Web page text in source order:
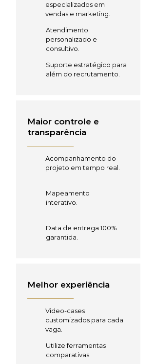
especializados em
vendas e marketing.
Atendimento
personalizado e
consultivo.
Suporte estratégico para
além do recrutamento.
Maior controle e
transparência
Acompanhamento do
projeto em tempo real.
Mapeamento
interativo.
Data de entrega 100%
garantida.
Melhor experiência
Video-cases
customizados para cada
vaga.
Utilize ferramentas
comparativas.